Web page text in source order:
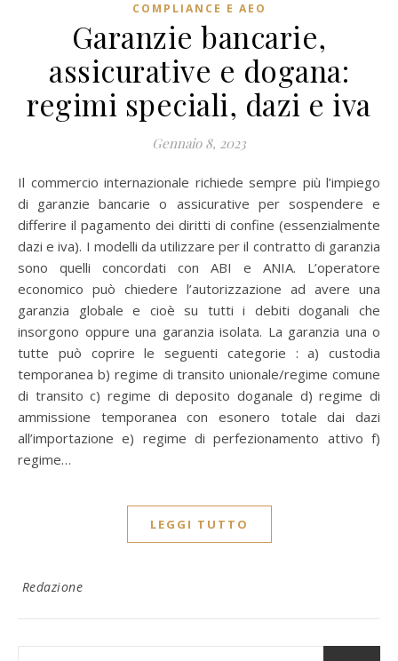
COMPLIANCE E AEO
Garanzie bancarie,
assicurative e dogana:
regimi speciali, dazi e iva
Gennaio 8, 2023
Il commercio internazionale richiede sempre più l’impiego
di garanzie bancarie o assicurative per sospendere e
differire il pagamento dei diritti di confine (essenzialmente
dazi e iva). I modelli da utilizzare per il contratto di garanzia
sono quelli concordati con ABI e ANIA. L’operatore
economico può chiedere l’autorizzazione ad avere una
garanzia globale e cioè su tutti i debiti doganali che
insorgono oppure una garanzia isolata. La garanzia una o
tutte può coprire le seguenti categorie : a) custodia
temporanea b) regime di transito unionale/regime comune
di transito c) regime di deposito doganale d) regime di
ammissione temporanea con esonero totale dai dazi
all’importazione e) regime di perfezionamento attivo f)
regime…
LEGGI TUTTO
Redazione